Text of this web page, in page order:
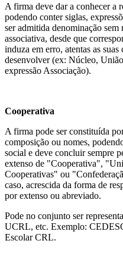
A firma deve dar a conhecer a
podendo conter siglas,
ser admitida denominação
associativa, desde que
induza em erro, atentas as
desenvolver (ex: Núcleo,
expressão Associação).
Cooperativa
A firma pode ser constituída
composição ou nomes,
social e deve concluir sempre
extenso de "Cooperativa",
Cooperativas" ou
caso, acrescida da forma de
por extenso ou abreviado.
Pode no conjunto ser
UCRL, etc. Exemplo:
Escolar CRL.